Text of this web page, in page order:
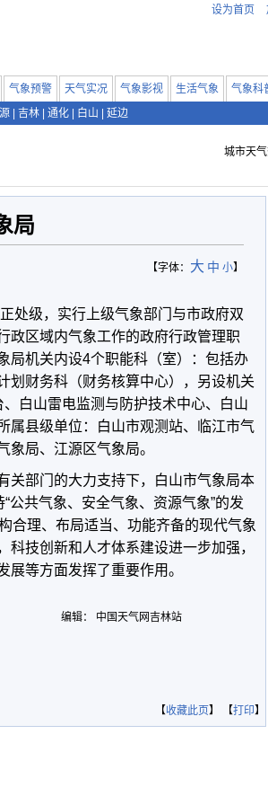
设为首页
气象预警 天气实况 气象影视 生活气象 气象科
吉林 通化 白山 延边
城市天气
局
【字体： 大 中 小】
处级，实行上级气象部门与市政府双
政区域内气象工作的政府行政管理职
局机关内设4个职能科（室）：包括办
划财务科（财务核算中心），另设机关
白山雷电监测与防护技术中心、白山
属县级单位：白山市观测站、临江市气
象局、江源区气象局。
关部门的大力支持下，白山市气象局本
公共气象、安全气象、资源气象”的发
合理、布局适当、功能齐备的现代气象
技创新和人才体系建设进一步加强，
等方面发挥了重要作用。
编辑： 中国天气网吉林站
【收藏此页】 【打印】